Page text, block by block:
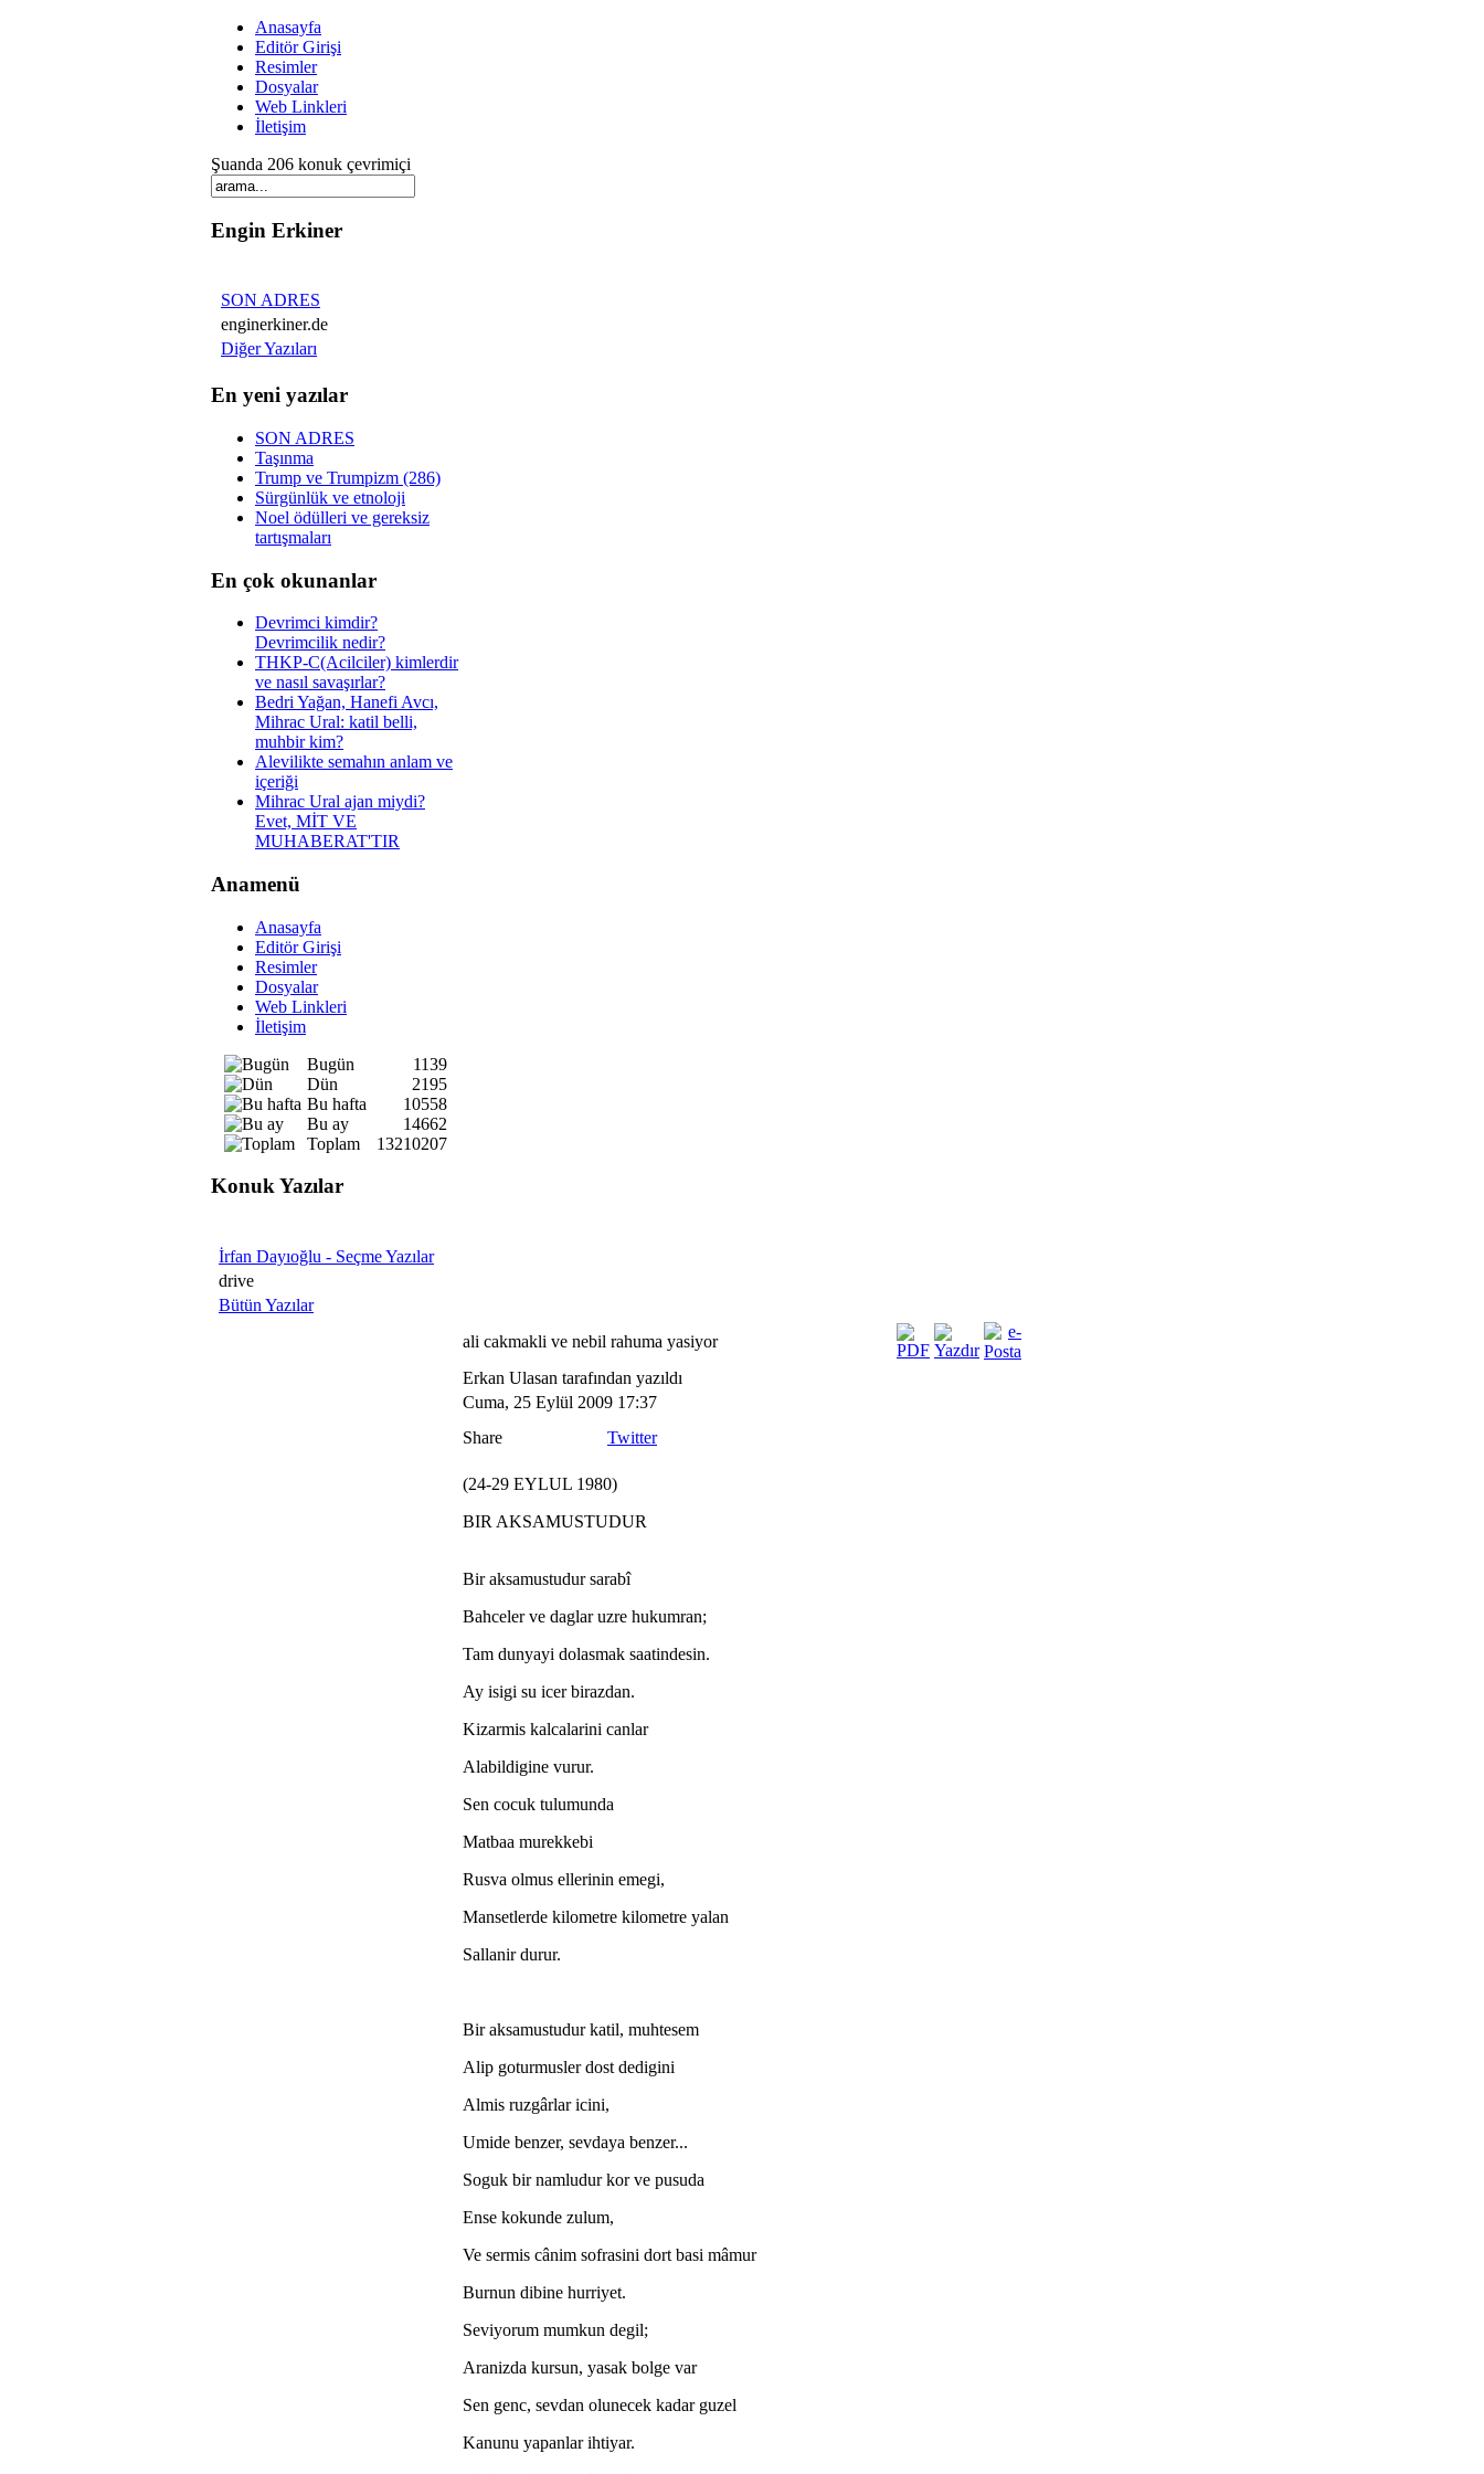
Anasayfa
Editör Girişi
Resimler
Dosyalar
Web Linkleri
İletişim
Şuanda 206 konuk çevrimiçi
Engin Erkiner
SON ADRES
enginerkiner.de
Diğer Yazıları
En yeni yazılar
SON ADRES
Taşınma
Trump ve Trumpizm (286)
Sürgünlük ve etnoloji
Noel ödülleri ve gereksiz
tartışmaları
En çok okunanlar
Devrimci kimdir?
Devrimcilik nedir?
THKP-C(Acilciler) kimlerdir
ve nasıl savaşırlar?
Bedri Yağan, Hanefi Avcı,
Mihrac Ural: katil belli,
muhbir kim?
Alevilikte semahın anlam ve
içeriği
Mihrac Ural ajan miydi?
Evet, MİT VE
MUHABERAT'TIR
Anamenü
Anasayfa
Editör Girişi
Resimler
Dosyalar
Web Linkleri
İletişim
Bugün
1139
Dün
2195
Bu hafta
10558
Bu ay
14662
Toplam
13210207
Konuk Yazılar
İrfan Dayıoğlu - Seçme Yazılar
drive
Bütün Yazılar
ali cakmakli ve nebil rahuma yasiyor
Erkan Ulasan tarafından yazıldı
Cuma, 25 Eylül 2009 17:37
Share
Twitter
(24-29 EYLUL 1980)
BIR AKSAMUSTUDUR
Bir aksamustudur sarabî
Bahceler ve daglar uzre hukumran;
Tam dunyayi dolasmak saatindesin.
Ay isigi su icer birazdan.
Kizarmis kalcalarini canlar
Alabildigine vurur.
Sen cocuk tulumunda
Matbaa murekkebi
Rusva olmus ellerinin emegi,
Mansetlerde kilometre kilometre yalan
Sallanir durur.
Bir aksamustudur katil, muhtesem
Alip goturmusler dost dedigini
Almis ruzgârlar icini,
Umide benzer, sevdaya benzer...
Soguk bir namludur kor ve pusuda
Ense kokunde zulum,
Ve sermis cânim sofrasini dort basi mâmur
Burnun dibine hurriyet.
Seviyorum mumkun degil;
Aranizda kursun, yasak bolge var
Sen genc, sevdan olunecek kadar guzel
Kanunu yapanlar ihtiyar.